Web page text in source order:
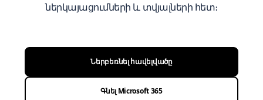
ներկայացումների և տվյալների հետ։
Ներբեռնել հավելվածը
Գնել Microsoft 365